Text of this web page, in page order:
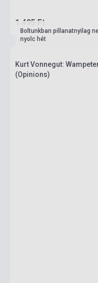
1 495 Ft
Boltunkban pillanatnyilag
nyolc hét
Kurt Vonnegut:
(Opinions)